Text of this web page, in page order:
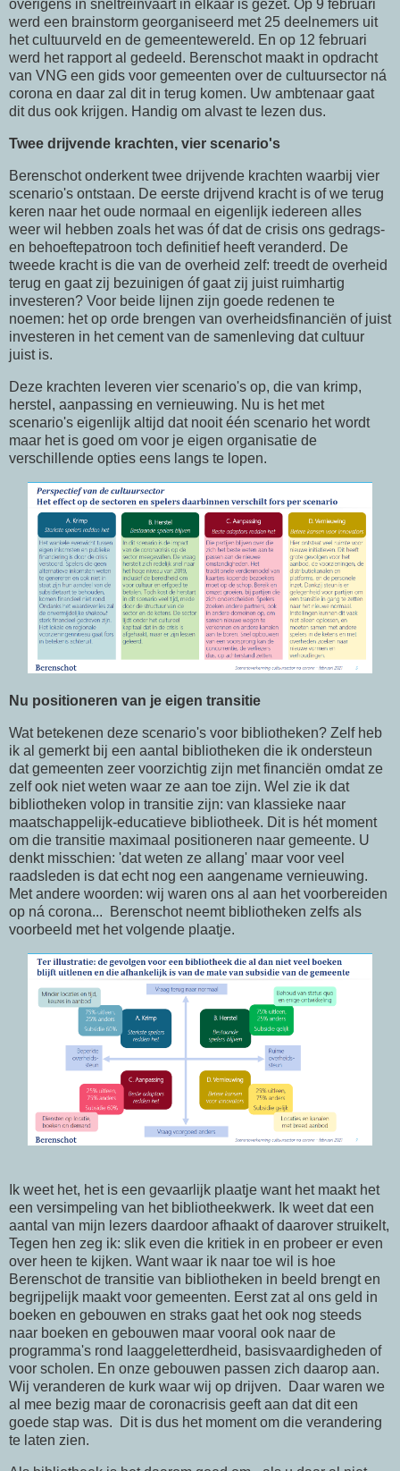
overigens in sneltreinvaart in elkaar is gezet. Op 9 februari
werd een brainstorm georganiseerd met 25 deelnemers uit
het cultuurveld en de gemeentewereld. En op 12 februari
werd het rapport al gedeeld. Berenschot maakt in opdracht
van VNG een gids voor gemeenten over de cultuursector ná
corona en daar zal dit in terug komen. Uw ambtenaar gaat
dit dus ook krijgen. Handig om alvast te lezen dus.
Twee drijvende krachten, vier scenario's
Berenschot onderkent twee drijvende krachten waarbij vier
scenario's ontstaan. De eerste drijvend kracht is of we terug
keren naar het oude normaal en eigenlijk iedereen alles
weer wil hebben zoals het was óf dat de crisis ons gedrags-
en behoeftepatroon toch definitief heeft veranderd. De
tweede kracht is die van de overheid zelf: treedt de overheid
terug en gaat zij bezuinigen óf gaat zij juist ruimhartig
investeren? Voor beide lijnen zijn goede redenen te
noemen: het op orde brengen van overheidsfinanciën of juist
investeren in het cement van de samenleving dat cultuur
juist is.
Deze krachten leveren vier scenario's op, die van krimp,
herstel, aanpassing en vernieuwing. Nu is het met
scenario's eigenlijk altijd dat nooit één scenario het wordt
maar het is goed om voor je eigen organisatie de
verschillende opties eens langs te lopen.
Nu positioneren van je eigen transitie
Wat betekenen deze scenario's voor bibliotheken? Zelf heb
ik al gemerkt bij een aantal bibliotheken die ik ondersteun
dat gemeenten zeer voorzichtig zijn met financiën omdat ze
zelf ook niet weten waar ze aan toe zijn. Wel zie ik dat
bibliotheken volop in transitie zijn: van klassieke naar
maatschappelijk-educatieve bibliotheek. Dit is hét moment
om die transitie maximaal positioneren naar gemeente. U
denkt misschien: 'dat weten ze allang' maar voor veel
raadsleden is dat echt nog een aangename vernieuwing.
Met andere woorden: wij waren ons al aan het voorbereiden
op ná corona... Berenschot neemt bibliotheken zelfs als
voorbeeld met het volgende plaatje.
Ik weet het, het is een gevaarlijk plaatje want het maakt het
een versimpeling van het bibliotheekwerk. Ik weet dat een
aantal van mijn lezers daardoor afhaakt of daarover struikelt,
Tegen hen zeg ik: slik even die kritiek in en probeer er even
over heen te kijken. Want waar ik naar toe wil is hoe
Berenschot de transitie van bibliotheken in beeld brengt en
begrijpelijk maakt voor gemeenten. Eerst zat al ons geld in
boeken en gebouwen en straks gaat het ook nog steeds
naar boeken en gebouwen maar vooral ook naar de
programma's rond laaggeletterdheid, basisvaardigheden of
voor scholen. En onze gebouwen passen zich daarop aan.
Wij veranderen de kurk waar wij op drijven. Daar waren we
al mee bezig maar de coronacrisis geeft aan dat dit een
goede stap was. Dit is dus het moment om die verandering
te laten zien.